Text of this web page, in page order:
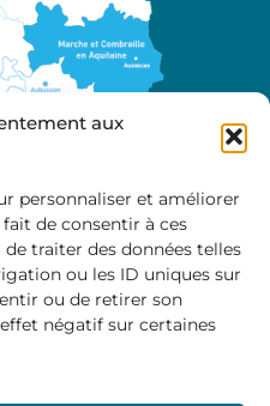
aux
personnaliser et améliorer
de consentir à ces
traiter des données telles
ou les ID uniques sur
ou de retirer son
négatif sur certaines
de Communes